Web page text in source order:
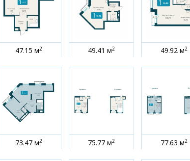
47.15 м2 49.41 м2 49.92 м2
73.47 м2 75.77 м2 77.63 м2